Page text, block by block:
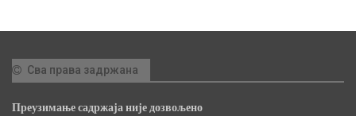
Сва права задржана
Преузимање садржаја није дозвољено